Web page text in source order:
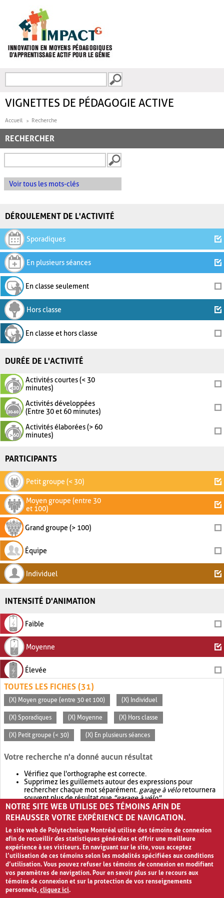
FORMULAIRE DE
VIGNETTES DE PÉDAGOGIE ACTIVE
Accueil Recherche
RECHERCHER
Voir tous les mots-clés
DÉROULEMENT DE L'ACTIVITÉ
Sporadiques
En plusieurs séances
En classe seulement
Hors classe
En classe et hors classe
DURÉE DE L'ACTIVITÉ
Activités courtes (< 30
minutes)
Activités développées
(Entre 30 et 60 minutes)
Activités élaborées (> 60
minutes)
PARTICIPANTS
Petit groupe (< 30)
Moyen groupe (entre 30
et 100)
Grand groupe (> 100)
Équipe
Individuel
INTENSITÉ D'ANIMATION
Faible
Moyenne
Élevée
TOUTES LES FICHES (31)
(X) Moyen groupe (entre 30 et 100) (X) Individuel
(X) Sporadiques (X) Moyenne (X) Hors classe
(X) Petit groupe (< 30) (X) En plusieurs séances
Votre recherche n'a donné aucun résultat
Vérifiez que l'orthographe est correcte.
Supprimez les guillemets autour des expressions pour
rechercher chaque mot séparément. garage à véloretournera
souvent plus de résultat que"garage à vélo".
Envisagez d'élargir votre recherche avec OR.garage OR vélo
retournera souvent plus de résultat quegarage à vélo
NOTRE SITE WEB UTILISE DES TÉMOINS AFIN DE
REHAUSSER VOTRE EXPÉRIENCE DE NAVIGATION.
Le site web de Polytechnique Montréal utilise des témoins de connexion
afin de recueillir des statistiques générales et offrir une meilleure
expérience à ses visiteurs. En naviguant sur le site, vous acceptez
l’utilisation de ces témoins selon les modalités spécifiées aux conditions
d’utilisation. Vous pouvez refuser les témoins de connexion en modifiant
vos paramètres de navigation. Pour en savoir plus sur le recours aux
témoins de connexion et sur la protection de vos renseignements
personnels,cliquez ici.